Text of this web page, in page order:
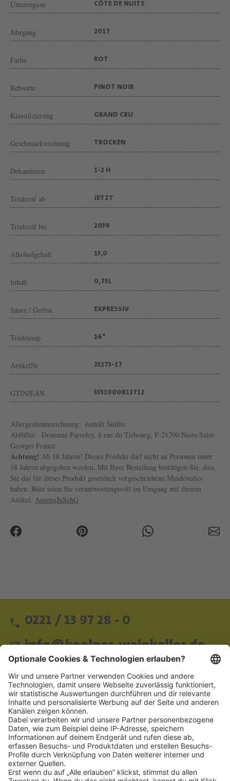
D
O
W
E
I
N
U
F
A
I
E
L
Y
Unterregion CÔTE DE NUITS
Jahrgang 2017
Farbe ROT
Rebsorte PINOT NOIR
Klassifizierung GRAND CRU
Geschmacksrichtung TROCKEN
Dekantieren 1-2 H
Trinkreif ab JETZT
Trinkreif bis 2039
Alkoholgehalt 13,0
Inhalt 0,75L
Säure / Gerbst. EXPRESSIV
Trinktemp. 16°
ArtikelNr 23273-17
GTIN/EAN 3351000811712
Allergenkennzeichnung: enthält Sulfite
Abfüller: Domaine Faiveley, 8 rue du Tirbourg, F-21700 Nuits-Saint-
Georges France
Achtung! Ab 18 Jahren! Dieses Produkt darf nicht an Personen unter
18 Jahren abgegeben werden. Mit Ihrer Bestellung bestätigen Sie, dass
Sie das für dieses Produkt gesetzlich vorgeschriebene Mindestalter
haben. Bitte seien Sie verantwortungsvoll im Umgang mit diesem
Artikel. AuszugJuSchG
0221 / 13 97 28 - 0
info@koelner-weinkeller.de
Schnellzugriff
ZAHLUNGSMETHODEN
SOCIAL
NEWSLETTER